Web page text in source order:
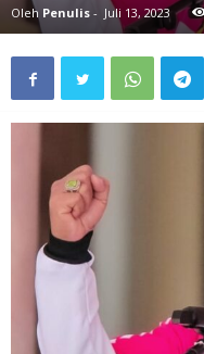
Oleh Penulis - Juli 13, 2023